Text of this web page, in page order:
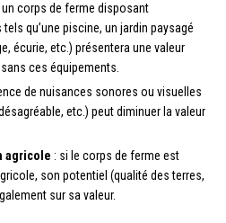
un corps de ferme disposant
qu’une piscine, un jardin paysagé
écurie, etc.) présentera une valeur
ces équipements.
de nuisances sonores ou visuelles
etc.) peut diminuer la valeur
agricole : si le corps de ferme est
son potentiel (qualité des terres,
sur sa valeur.